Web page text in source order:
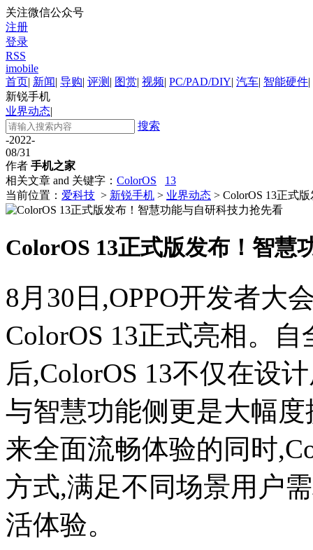
关注微信公众号
注册
登录
RSS
imobile
首页| 新闻| 导购| 评测 | 图赏| 视频| PC/PAD/DIY| 汽车| 智能硬件|
新锐手机
业界动态|
搜索
-2022-
08/31
作者 手机之家
相关文章 and 关键字： ColorOS
13
当前位置： 爱科技 > 新锐手机 > 业界动态 > ColorOS 13正式
ColorOS 13正式版发布！智慧
8月30日,OPPO开发者大
ColorOS 13正式亮相。
后,ColorOS 13不仅在设
与智慧功能侧更是大幅
来全面流畅体验的同时
方式,满足不同场景用户
活体验。